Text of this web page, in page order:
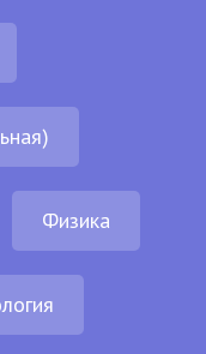
Физика